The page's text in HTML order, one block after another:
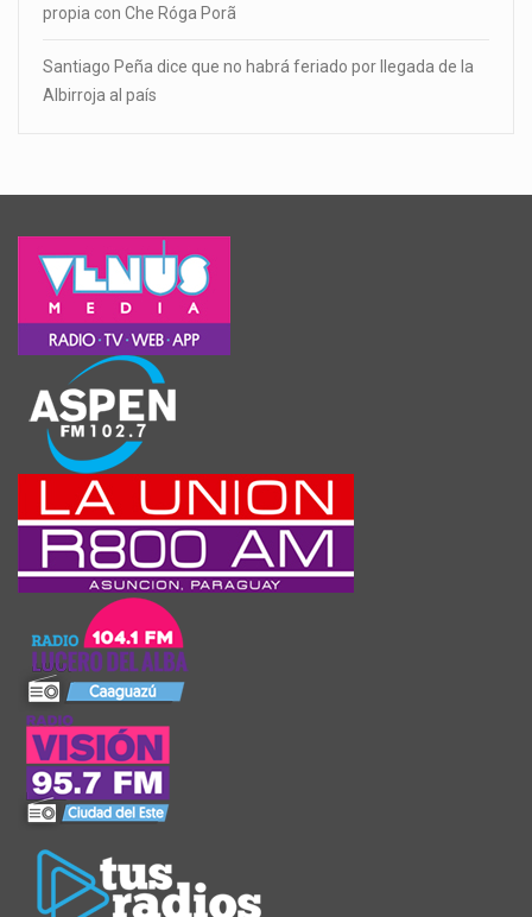
propia con Che Róga Porã
Santiago Peña dice que no habrá feriado por llegada de la
Albirroja al país